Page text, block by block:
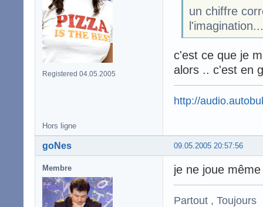
Registered 04.05.2005
un chiffre
c'est ce que je
alors .. c'est en
http://
Hors ligne
09.05.2005 20:57:56
goNes
Membre je ne joue
Partout , Toujours